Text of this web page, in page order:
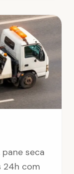
seca
24h com